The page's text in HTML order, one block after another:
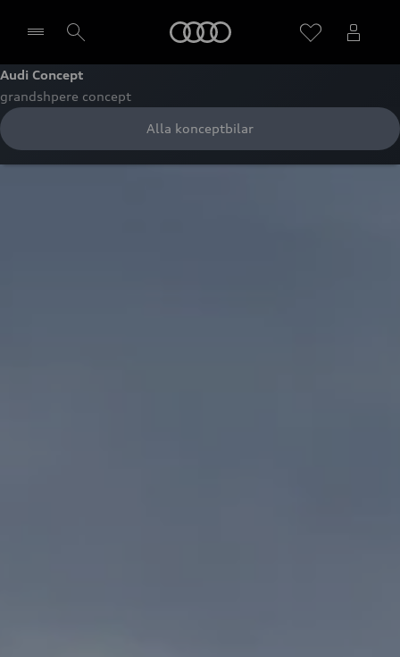
Välj återförsäljare
Audi Concept
grandshpere concept
Alla konceptbilar